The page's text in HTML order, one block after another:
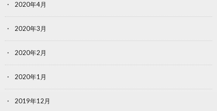
2020年4月
2020年3月
2020年2月
2020年1月
2019年12月